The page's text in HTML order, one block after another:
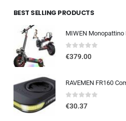
BEST SELLING PRODUCTS
0out of 5
€379.00
0out of 5
€30.37